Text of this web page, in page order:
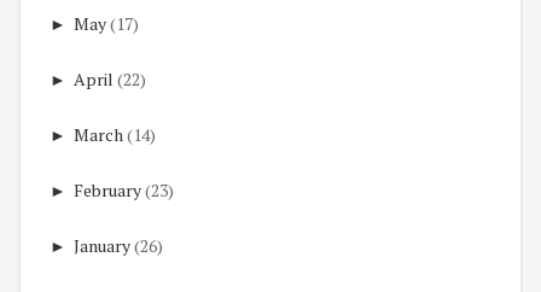
► May(17)
► April (22)
► March(14)
► February(23)
► January(26)